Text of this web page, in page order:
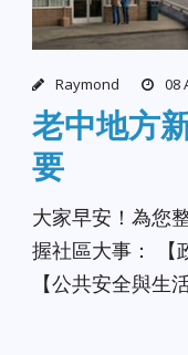
Raymond 08
老中地方
要
大家早安！為您
握社區大事： 【
【公共安全與生活